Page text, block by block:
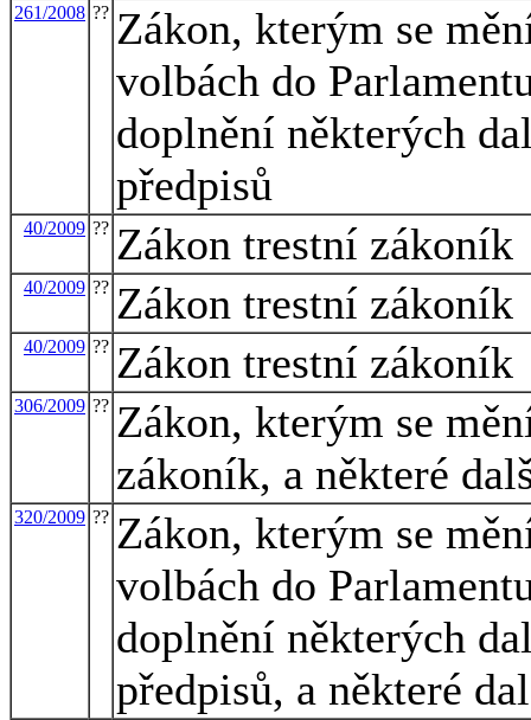
261/2008 ?? Zákon, kterým se
volbách do
doplnění některých
předpisů
40/2009 ?? Zákon trestní zákoník
40/2009 ?? Zákon trestní zákoník
40/2009 ?? Zákon trestní zákoník
306/2009 ?? Zákon, kterým se
zákoník, a některé
320/2009 ?? Zákon, kterým se
volbách do
doplnění některých
předpisů, a některé